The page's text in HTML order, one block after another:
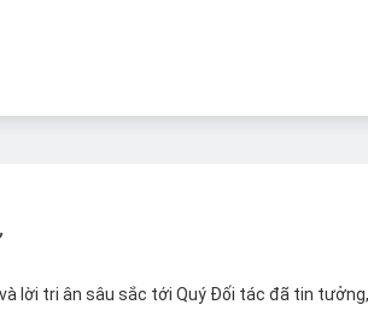
lời tri ân sâu sắc tới Quý Đối tác đã tin